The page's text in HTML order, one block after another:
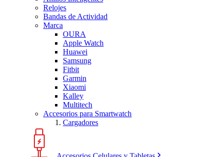
Relojes
Bandas de Actividad
Marca
OURA
Apple Watch
Huawei
Samsung
Fitbit
Garmin
Xiaomi
Kalley
Multitech
Accesorios para Smartwatch
Cargadores